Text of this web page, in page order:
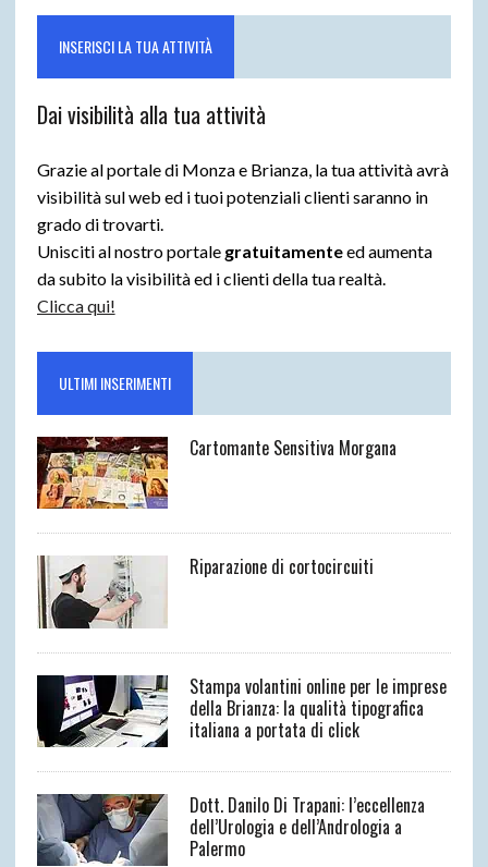
INSERISCI LA TUA ATTIVITÀ
Dai visibilità alla tua attività
Grazie al portale di Monza e Brianza, la tua attività avrà
visibilità sul web ed i tuoi potenziali clienti saranno in
grado di trovarti.
Unisciti al nostro portale gratuitamenteed aumenta
da subito la visibilità ed i clienti della tua realtà.
Clicca qui!
ULTIMI INSERIMENTI
Cartomante Sensitiva Morgana
Riparazione di cortocircuiti
Stampa volantini online per le imprese
della Brianza: la qualità tipografica
italiana a portata di click
Dott. Danilo Di Trapani: l’eccellenza
dell’Urologia e dell’Andrologia a
Palermo